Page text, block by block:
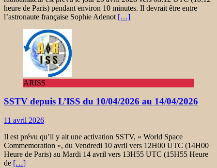
heure de Paris) pendant environ 10 minutes. Il devrait être entre
l’astronaute française Sophie Adenot […]
ARISS
SSTV depuis L’ISS du 10/04/2026 au 14/04/2026
11 avril 2026
Il est prévu qu’il y ait une activation SSTV, « World Space
Commemoration », du Vendredi 10 avril vers 12H00 UTC (14H00
Heure de Paris) au Mardi 14 avril vers 13H55 UTC (15H55 Heure
de […]